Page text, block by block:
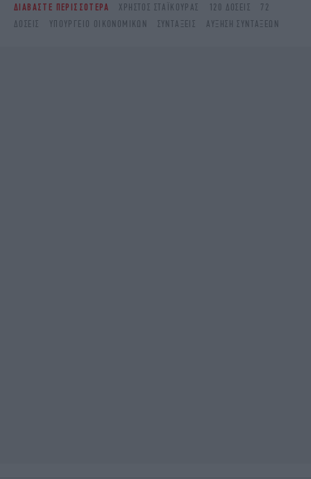
ΔΙΑΒΑΣΤΕ ΠΕΡΙΣΣΟΤΕΡΑ ΧΡΉΣΤΟΣ ΣΤΑΪΚΟΎΡΑΣ 120 ΔΌΣΕΙΣ
72
ΔΌΣΕΙΣ
ΥΠΟΥΡΓΕΊΟ ΟΙΚΟΝΟΜΙΚΏΝ ΣΥΝΤΆΞΕΙΣ ΑΥΞΗΣΗ ΣΥΝΤΑΞΕΩΝ